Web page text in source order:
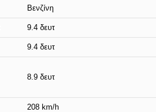
Βενζίνη
9.4 δευτ
9.4 δευτ
8.9 δευτ
208 km/h